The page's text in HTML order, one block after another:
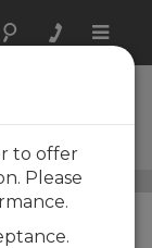
Toggle
to offer
Please